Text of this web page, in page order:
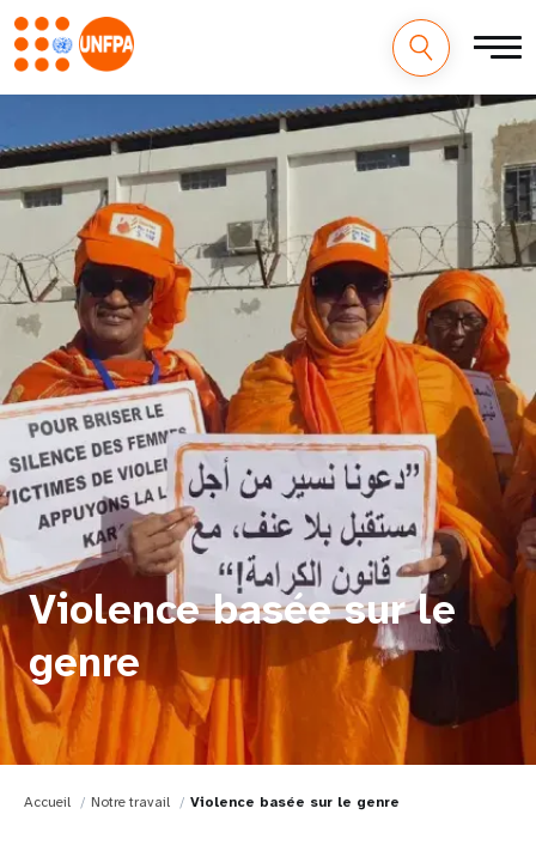
Violence basée sur le
genre
Accueil Notre travail Violence basée sur le genre